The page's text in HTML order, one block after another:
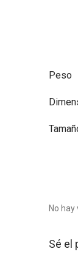
Peso
No hay
Sé el